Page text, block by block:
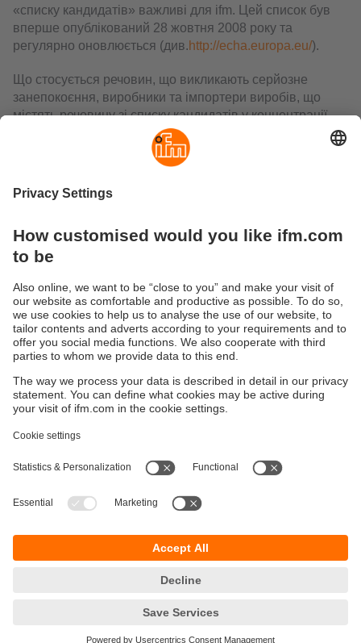
«списку кандидатів» важливі для ifm. Цей список був
вперше опублікований 28 жовтня 2008 року та
регулярно оновлюється (див.http://echa.europa.eu/).
Що стосується речовин, що викликають серйозне
занепокоєння, виробники та імпортери виробів, що
містять речовину зі списку кандидатів у концентрації
вище 0,1 % маси на виріб, повинні надавати своїм
професійним одержувачам достатню інформацію для
безпечного використання продуктів, включаючи, як
мінімум, назва цієї речовини.
№. 1907/2006 можна знайти на нашому веб-сайті
ifm.com
(→ Завантаження→ Сертифікати --> Декларація
REACH RoHS).
Сталий розвиток
Правила и условия продажи
Місцезнаходження (EN)
Повідомлення про конфіденційність
ул. Євгена Сверсютка 11А, офис 1104